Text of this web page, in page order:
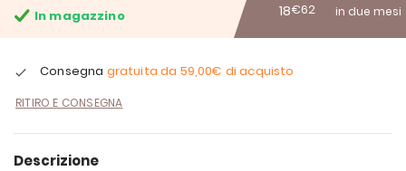
18€62 in due mesi
In magazzino
Consegna gratuita da 59,00€ di acquisto
RITIRO E CONSEGNA
Descrizione